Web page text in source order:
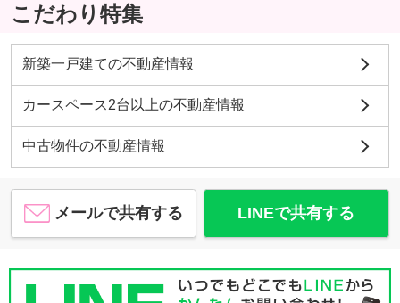
厚木市立藤塚中学校
約831m／11分
エスパティオ下川入店
【仲介手数料０円】厚木市関口第18 新築一戸建て 1号棟 全2棟
3,180
万円 / 4LDK
こだわり特集
新築一戸建ての不動産情報
カースペース2台以上の不動産情報
中古物件の不動産情報
メールで共有する LINEで共有する